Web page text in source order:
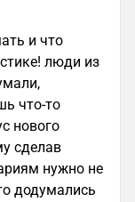
и что
люди из
что-то
нового
сделав
нужно не
додумались